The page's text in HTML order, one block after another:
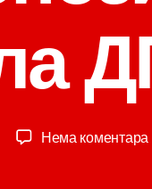
Нема коментара